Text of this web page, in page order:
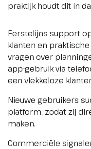
praktijk houdt dit in
Eerstelijns support
klanten en
vragen over
app-gebruik via
een vlekkeloze
Nieuwe gebruikers
platform, zodat zij
maken.
Commerciële